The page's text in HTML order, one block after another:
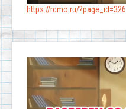
https://rcmo.ru/?page_id=326